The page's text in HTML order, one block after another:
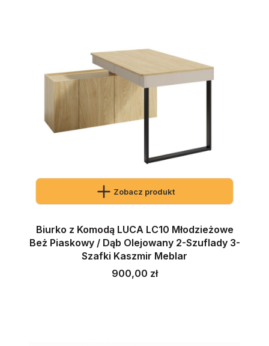
Zobacz produkt
Biurko z Komodą LUCA LC10 Młodzieżowe
Beż Piaskowy / Dąb Olejowany 2-Szuflady 3-
Szafki Kaszmir Meblar
Cena
900,00 zł